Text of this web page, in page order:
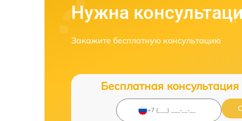
Нужна
Закажите бесплатную консультацию
Бесплатная